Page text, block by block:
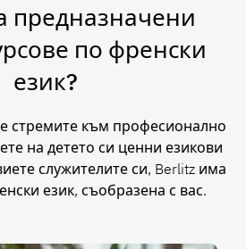
предназначени
по френски
език?
стремите към професионално
на детето си ценни езикови
служителите си, Berlitz има
език, съобразена с вас.